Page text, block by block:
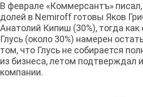
В феврале «Коммерсантъ»
долей в Nemiroff готовы Яков
Анатолий Кипиш (30%), тогда как
Глусь (около 30%) намерен
том, что Глусь не собирается
из бизнеса, летом подтверждал
компании.